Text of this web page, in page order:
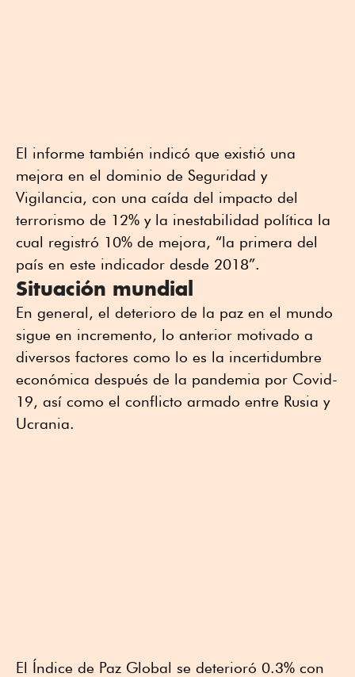
El informe también indicó que existió una
mejora en el dominio de Seguridad y
Vigilancia, con una caída del impacto del
terrorismo de 12% y la inestabilidad política la
cual registró 10% de mejora, “la primera del
país en este indicador desde 2018”.
Situación mundial
En general, el deterioro de la paz en el mundo
sigue en incremento, lo anterior motivado a
diversos factores como lo es la incertidumbre
económica después de la pandemia por Covid-
19, así como el conflicto armado entre Rusia y
Ucrania.
El Índice de Paz Global se deterioró 0.3% con